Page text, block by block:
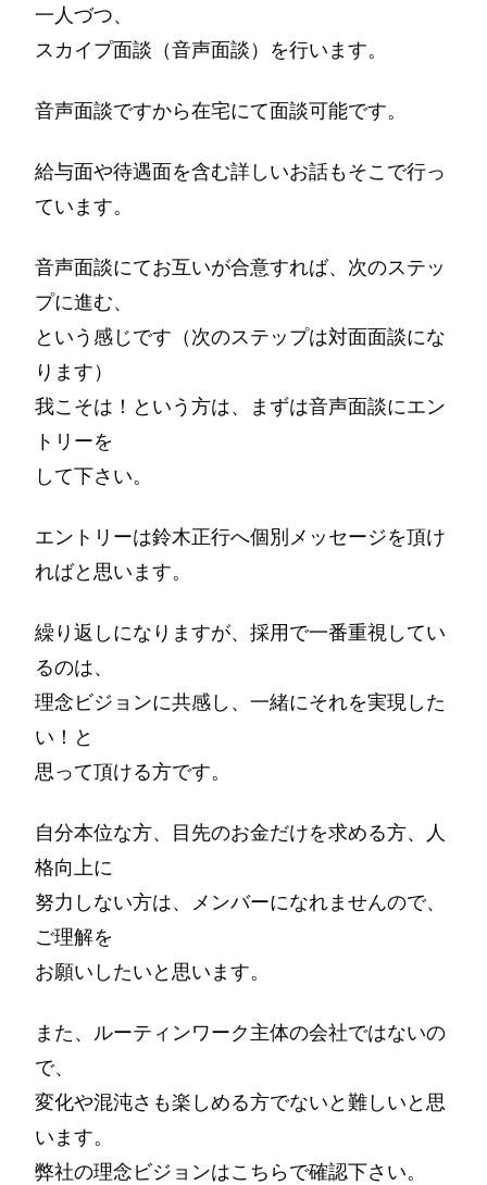
一人づつ、
スカイプ面談（音声面談）を行います。
音声面談ですから在宅にて面談可能です。
給与面や待遇面を含む詳しいお話もそこで行っ
ています。
音声面談にてお互いが合意すれば、次のステッ
プに進む、
という感じです（次のステップは対面面談にな
ります）
我こそは！という方は、まずは音声面談にエン
トリーを
して下さい。
エントリーは鈴木正行へ個別メッセージを頂け
ればと思います。
繰り返しになりますが、採用で一番重視してい
るのは、
理念ビジョンに共感し、一緒にそれを実現した
い！と
思って頂ける方です。
自分本位な方、目先のお金だけを求める方、人
格向上に
努力しない方は、メンバーになれませんので、
ご理解を
お願いしたいと思います。
また、ルーティンワーク主体の会社ではないの
で、
変化や混沌さも楽しめる方でないと難しいと思
います。
弊社の理念ビジョンはこちらで確認下さい。